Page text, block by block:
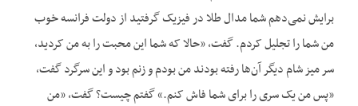
برایش نمی‌دهم شما مدال طلا در فیزیک گرفتید از دولت فرانسه خوب
من شما را تجلیل کردم. گفت، «حالا که شما این محبت را به من کردید،
سر میز شام دیگر آن‌ها رفته بودند من بودم و زنم بود و این سرگرد گفت،
«پس من یک سری را برای شما فاش کنم.» گفتم چیست؟ گفت، «من